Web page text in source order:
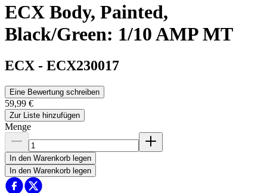
ECX Body, Painted,
Black/Green: 1/10 AMP MT
ECX - ECX230017
Eine Bewertung schreiben
59,99 €
Zur Liste hinzufügen
Menge
In den Warenkorb legen
In den Warenkorb legen